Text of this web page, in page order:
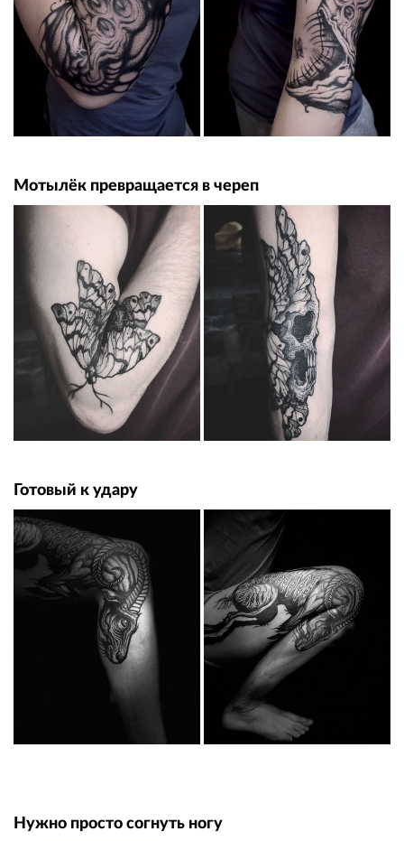
Мотылёк превращается в череп
Готовый к удару
Нужно просто согнуть ногу